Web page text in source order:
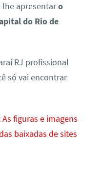
lhe apresentaro
do Rio de
RJ profissional
só vai encontrar
figuras e imagens
baixadas de sites